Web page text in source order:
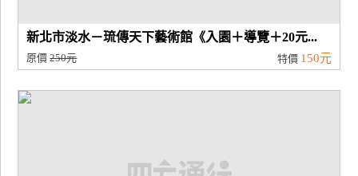
計
商
新北市淡水－琉傳天下藝術館《入園＋導覽＋20元...
原價250元 特價 150元